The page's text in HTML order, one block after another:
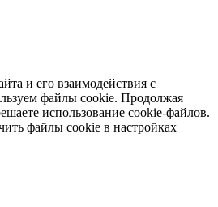
и его взаимодействия с
файлы cookie. Продолжая
использование cookie-файлов.
файлы cookie в настройках